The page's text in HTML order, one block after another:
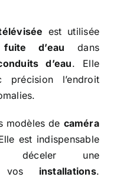
est utilisée
fuite d’eau dans
d’eau. Elle
l’endroit
modèles de caméra
est indispensable
déceler une
vos installations.